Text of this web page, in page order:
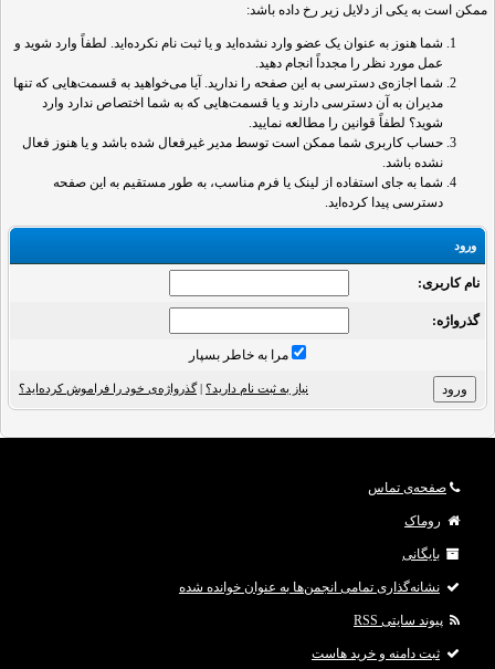
ممکن است به یکی از دلایل زیر رخ داده باشد:
شما هنوز به عنوان یک عضو وارد نشده‌اید و یا ثبت نام نکرده‌اید. لطفاً وارد شوید و
عمل مورد نظر را مجدداً انجام دهید.
شما اجازه‌ی دسترسی به این صفحه را ندارید. آیا می‌خواهید به قسمت‌هایی که تنها
مدیران به آن دسترسی دارند و یا قسمت‌هایی که به شما اختصاص ندارد وارد
شوید؟ لطفاً قوانین را مطالعه نمایید.
حساب کاربری شما ممکن است توسط مدیر غیرفعال شده باشد و یا هنوز فعال
نشده باشد.
شما به جای استفاده از لینک یا فرم مناسب، به طور مستقیم به این صفحه
دسترسی پیدا کرده‌اید.
ورود
نام کاربری:
گذرواژه‌:
مرا به خاطر بسپار
نیاز به ثبت نام دارید؟ |گذرواژه‌ی خود را فراموش کرده‌اید؟
صفحه‌ی تماس
روماک
بایگانی
نشانه‌گذاری تمامی انجمن‌ها به عنوان خوانده شده
پیوند سایتی RSS
ثبت دامنه و خرید هاست